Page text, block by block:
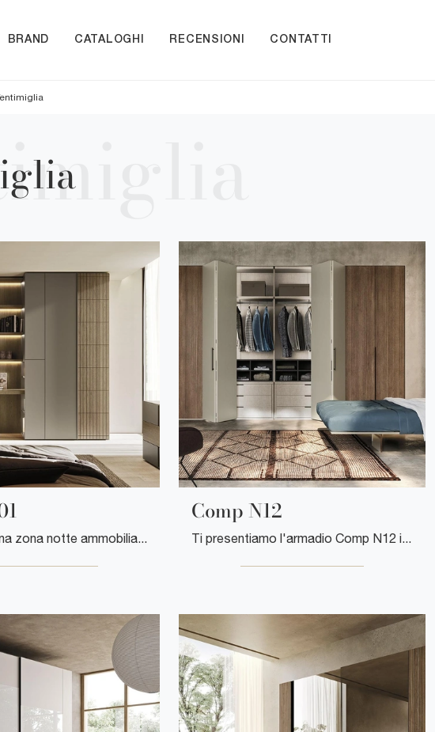
BRAND CATALOGHI RECENSIONI CONTATTI
Se desideri una zona notte ammobiliata al meglio, scegli l'armadio Comp N01 con ante battenti di Mobilgam!
Comp N12
Ti presentiamo l'armadio Comp N12 in laccato opaco di Mobilgam! Un ricco catalogo di armadi a muro con ante a soffietto.